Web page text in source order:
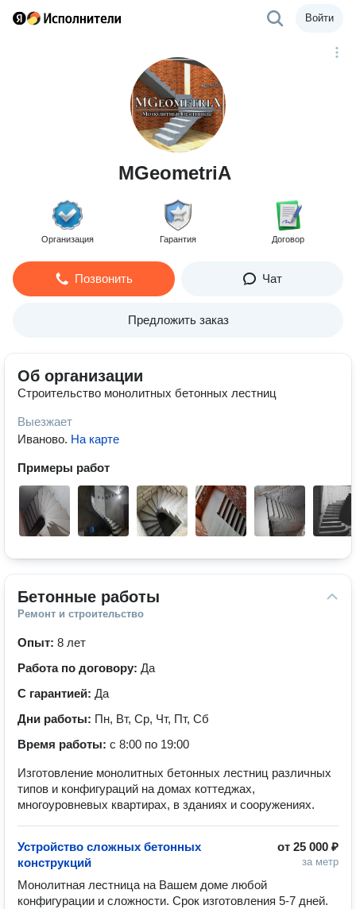
Войти
MGeometriA
Организация Гарантия Договор
Позвонить Чат
Предложить заказ
Об организации
Строительство монолитных бетонных лестниц
Выезжает
Иваново. На карте
Примеры работ
Бетонные работы
Ремонт и строительство
Опыт: 8 лет
Работа по договору: Да
С гарантией: Да
Дни работы: Пн, Вт, Ср, Чт, Пт, Сб
Время работы: с 8:00 по 19:00
Изготовление монолитных бетонных лестниц различных
типов и конфигураций на домах коттеджах,
многоуровневых квартирах, в зданиях и сооружениях.
от 25 000 ₽
за метр
Устройство сложных бетонных
конструкций
Монолитная лестница на Вашем доме любой
конфигурации и сложности. Срок изготовления 5-7 дней.